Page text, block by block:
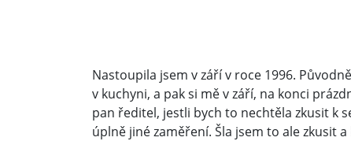
Nastoupila jsem v září v roce 1996.
v kuchyni, a pak si mě v září, na konci
pan ředitel, jestli bych to nechtěla zkusit k
úplně jiné zaměření. Šla jsem to ale zkusit